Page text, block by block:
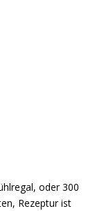
oder 300
Rezeptur ist